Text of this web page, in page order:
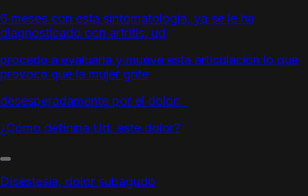
6 meses con esta sintomatología, ya se le ha
diagnosticado con artritis, ud
procede a evaluarla y mueve esta articulación lo que
provoca que la mujer grite
desesperadamente por el dolor.
¿Cómo definiría Ud. este dolor?
Disestesia, dolor subagudo